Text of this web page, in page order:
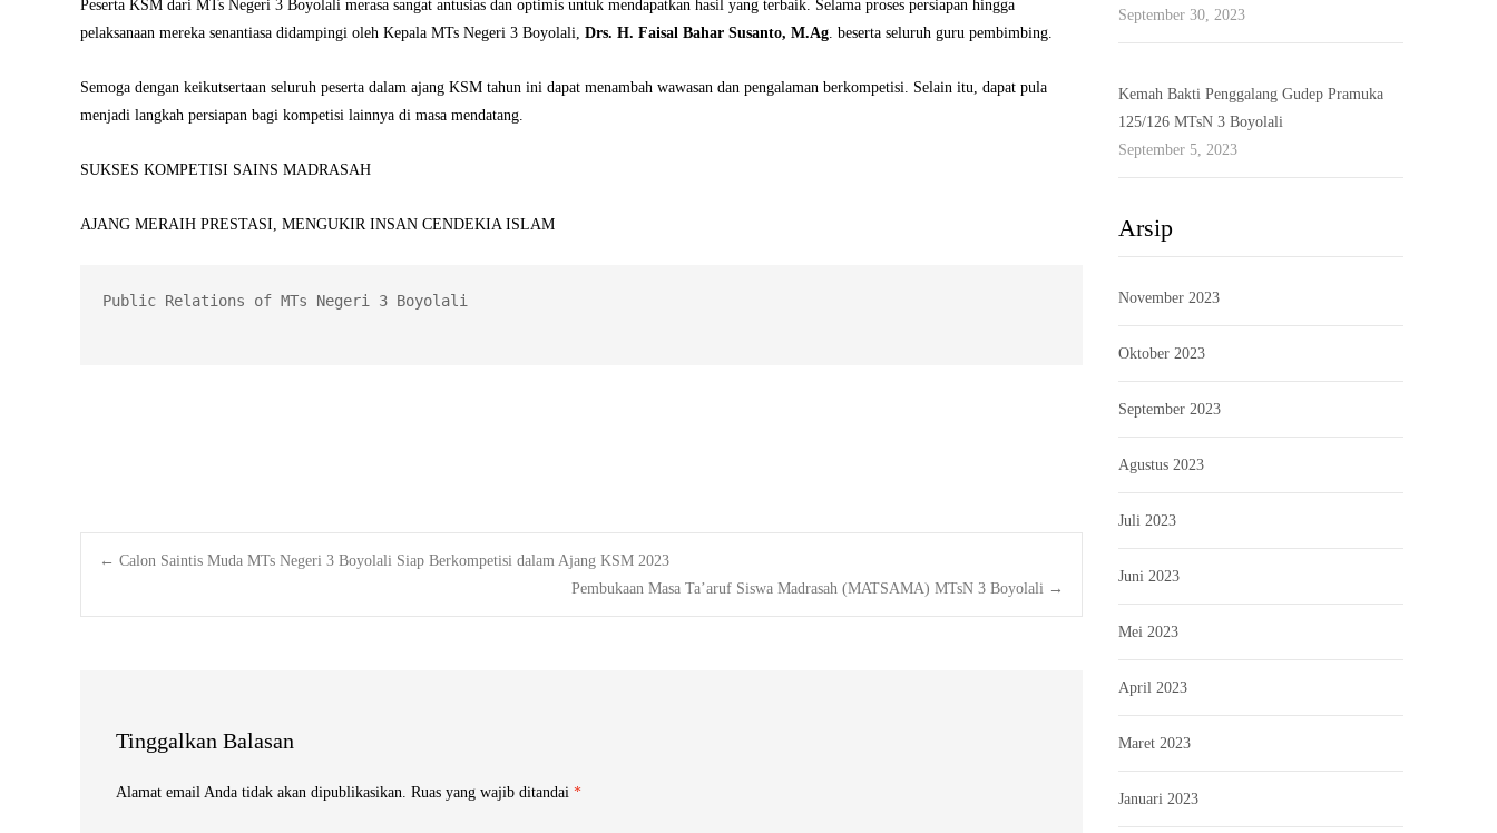
Peserta KSM dari MTs Negeri 3 Boyolali merasa sangat antusias dan optimis untuk mendapatkan hasil yang terbaik. Selama proses persiapan hingga
pelaksanaan mereka senantiasa didampingi oleh Kepala MTs Negeri 3 Boyolali, Drs. H. Faisal Bahar Susanto, M.Ag. beserta seluruh guru pembimbing.
Semoga dengan keikutsertaan seluruh peserta dalam ajang KSM tahun ini dapat menambah wawasan dan pengalaman berkompetisi. Selain itu, dapat pula
menjadi langkah persiapan bagi kompetisi lainnya di masa mendatang.
SUKSES KOMPETISI SAINS MADRASAH
AJANG MERAIH PRESTASI, MENGUKIR INSAN CENDEKIA ISLAM
Public Relations of MTs Negeri 3 Boyolali
Post
← Calon Saintis Muda MTs Negeri 3 Boyolali Siap Berkompetisi dalam Ajang KSM 2023
Pembukaan Masa Ta’aruf Siswa Madrasah (MATSAMA) MTsN 3 Boyolali →
Tinggalkan Balasan
Alamat email Anda tidak akan dipublikasikan. Ruas yang wajib ditandai *
September 30, 2023
Kemah Bakti Penggalang Gudep Pramuka
125/126 MTsN 3 Boyolali
September 5, 2023
Arsip
November 2023
Oktober 2023
September 2023
Agustus 2023
Juli 2023
Juni 2023
Mei 2023
April 2023
Maret 2023
Januari 2023